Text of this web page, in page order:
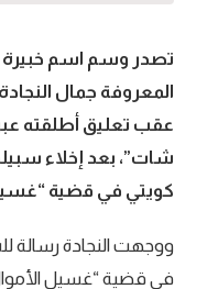
تصدر وسم اسم خبيرة
المعروفة جمال
عقب تعليق أطلقته
كويتي في قضية
ووجهت النجادة رسالة
في قضية “غسيل